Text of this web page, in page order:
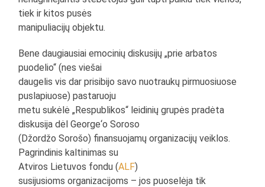
tiek ir kitos pusės
manipuliacijų objektu.
Bene daugiausiai emocinių diskusijų „prie arbatos
puodelio“ (nes viešai
daugelis vis dar prisibijo savo nuotraukų pirmuosiuose
puslapiuose) pastaruoju
metu sukėlė „Respublikos“ leidinių grupės pradėta
diskusija dėl George‘o Soroso
(Džordžo Sorošo) finansuojamų organizacijų veiklos.
Pagrindinis kaltinimas su
Atviros Lietuvos fondu (ALF)
susijusioms organizacijoms – jos puoselėja tik